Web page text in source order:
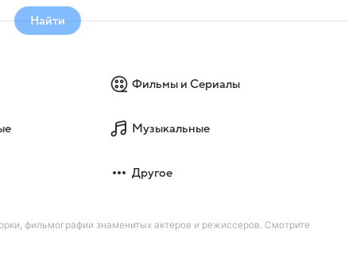
Найти
Фильмы и Сериалы
Музыкальные
Другое
фильмографии знаменитых актеров и режиссеров. Смотрите